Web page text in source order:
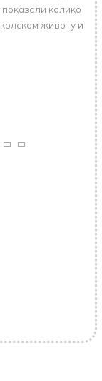
колико
животу и